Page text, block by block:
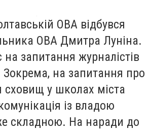
ОВА відбувся
ОВА Дмитра Луніна.
на запитання журналістів
на запитання про
сховищ у школах міста
із владою
складною. На наради до